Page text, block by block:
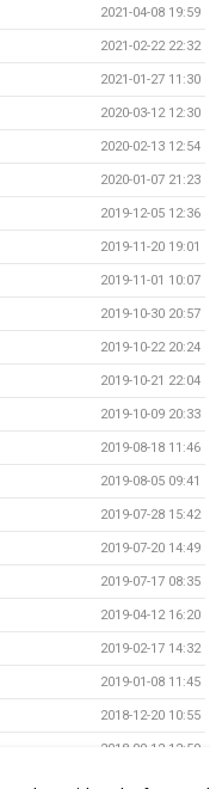
2021-04-08 19:59
2021-02-22 22:32
2021-01-27 11:30
2020-03-12 12:30
2020-02-13 12:54
2020-01-07 21:23
2019-12-05 12:36
2019-11-20 19:01
2019-11-01 10:07
2019-10-30 20:57
2019-10-22 20:24
2019-10-21 22:04
2019-10-09 20:33
2019-08-18 11:46
2019-08-05 09:41
2019-07-28 15:42
2019-07-20 14:49
2019-07-17 08:35
2019-04-12 16:20
2019-02-17 14:32
2019-01-08 11:45
2018-12-20 10:55
2018-09-12 12:59